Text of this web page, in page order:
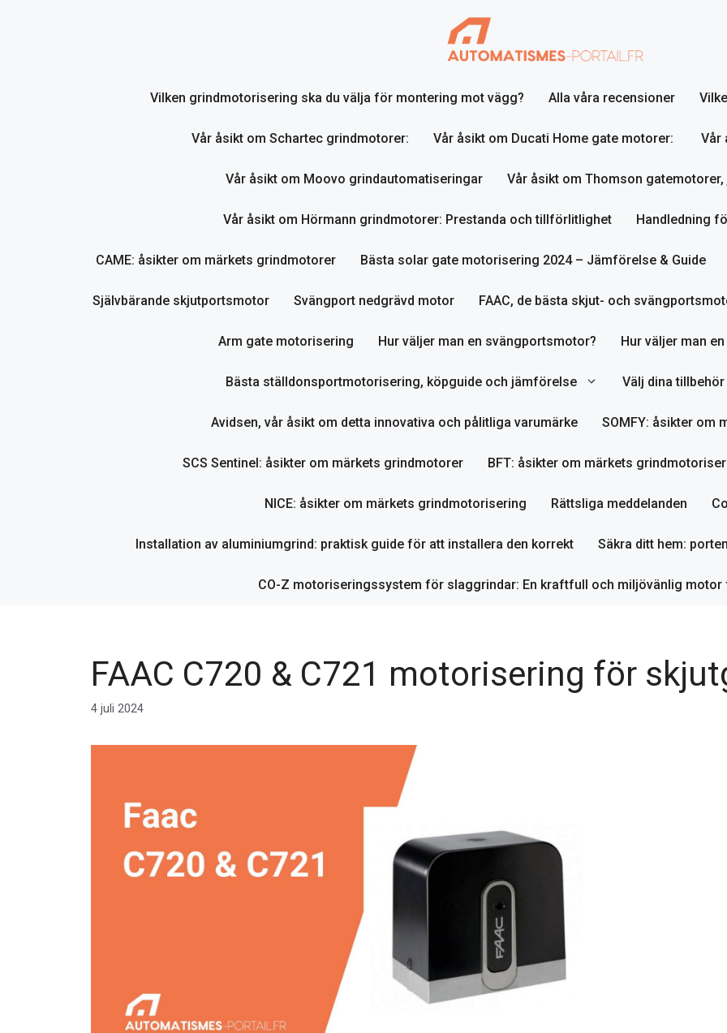
Vilken grindmotorisering ska du välja för montering mot vägg? Alla våra recensioner
Vår åsikt om Schartec grindmotorer: Vår åsikt om Ducati Home gate motorer: Vår
Vår åsikt om Moovo grindautomatiseringar Vår åsikt om Thomson
Vår åsikt om Hörmann grindmotorer: Prestanda och tillförlitlighet Handledning
CAME: åsikter om märkets grindmotorer Bästa solar gate motorisering 2024 – Jämförelse & Guide
Självbärande skjutportsmotor Svängport nedgrävd motor FAAC, de bästa skjut- och
Arm gate motorisering Hur väljer man en svängportsmotor? Hur väljer man
Bästa ställdonsportmotorisering, köpguide och jämförelse Välj dina
Avidsen, vår åsikt om detta innovativa och pålitliga varumärke SOMFY: åsikter om
SCS Sentinel: åsikter om märkets grindmotorer BFT: åsikter om märkets
NICE: åsikter om märkets grindmotorisering Rättsliga meddelanden
Installation av aluminiumgrind: praktisk guide för att installera den korrekt Säkra ditt hem:
CO-Z motoriseringssystem för slaggrindar: En kraftfull och miljövänlig motor
FAAC C720 & C721 motorisering för
4 juli 2024